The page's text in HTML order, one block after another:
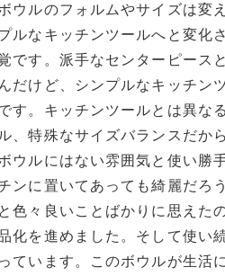
ウルのフォルムやサイズは変
ルなキッチンツールへと変化
です。派手なセンターピース
だけど、シンプルなキッチン
す。キッチンツールとは異な
、特殊なサイズバランスだか
ウルにはない雰囲気と使い勝
ンに置いてあっても綺麗だろ
色々良いことばかりに思えた
化を進めました。そして使い
ています。このボウルが生活